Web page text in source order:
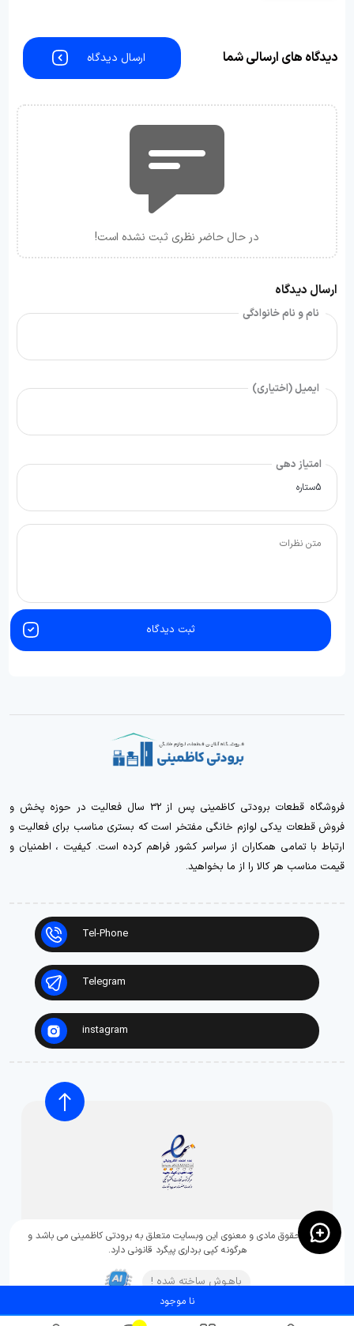
دیدگاه های ارسالی شما ارسال دیدگاه
در حال حاضر نظری ثبت نشده است!
ارسال دیدگاه
نام و نام خانوادگی
ایمیل (اختیاری)
امتیاز دهی
ثبت دیدگاه
فروشگاه قطعات برودتی کاظمینی پس از 32 سال فعالیت در حوزه پخش و
فروش قطعات یدکی لوازم خانگی مفتخر است که بستری مناسب برای فعالیت و
ارتباط با تمامی همکاران از سراسر کشور فراهم کرده است. کیفیت ، اطمنیان و
قیمت مناسب هر کالا را از ما بخواهید.
Tel-Phone
Telegram
instagram
تمامی حقوق مادی و معنوی این وبسایت متعلق به برودتی کاظمینی می باشد و
هرگونه کپی برداری پیگرد قانونی دارد.
باهـوش ساخته شده !
نا موجود